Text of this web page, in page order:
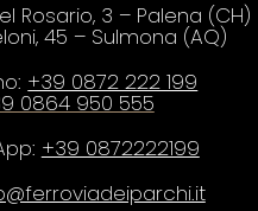
Rosario, 3 – Palena (CH)
45 – Sulmona (AQ)
+39 0872 222 199
0864 950 555
+39 0872222199